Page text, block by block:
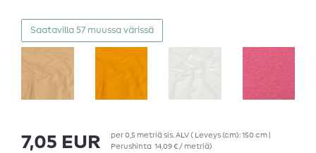
Saatavilla 57 muussa värissä
7,05 EUR per0,5 metriäsis. ALV( Leveys (cm): 150 cm |
Perushinta 14,09 € / metriä)